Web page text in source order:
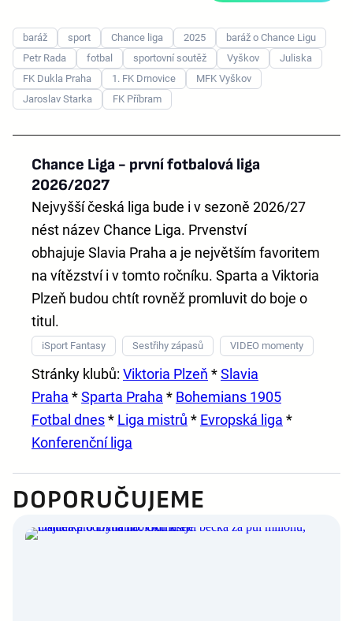
baráž sport Chance liga 2025
baráž o Chance Ligu
Petr Rada
fotbal sportovní soutěž Vyškov
Juliska
FK Dukla Praha
1. FK Drnovice
MFK Vyškov
Jaroslav Starka
FK Příbram
Chance Liga - první fotbalová liga
2026/2027
Nejvyšší česká liga bude i v sezoně 2026/27
nést název Chance Liga. Prvenství
obhajuje Slavia Praha a je největším favoritem
na vítězství i v tomto ročníku. Sparta a Viktoria
Plzeň budou chtít rovněž promluvit do boje o
titul.
iSport Fantasy Sestřihy zápasů VIDEO momenty
Stránky klubů: Viktoria Plzeň *Slavia
Praha *Sparta Praha * Bohemians 1905
Fotbal dnes* Liga mistrů * Evropská liga *
Konferenční liga
DOPORUČUJEME